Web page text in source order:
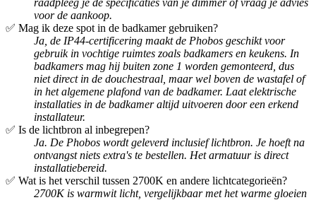
raadpleeg je de specificaties van je dimmer of vraag je advies
voor de aankoop.
✅ Mag ik deze spot in de badkamer gebruiken?
Ja, de IP44-certificering maakt de Phobos geschikt voor
gebruik in vochtige ruimtes zoals badkamers en keukens. In
badkamers mag hij buiten zone 1 worden gemonteerd, dus
niet direct in de douchestraal, maar wel boven de wastafel of
in het algemene plafond van de badkamer. Laat elektrische
installaties in de badkamer altijd uitvoeren door een erkend
installateur.
✅ Is de lichtbron al inbegrepen?
Ja. De Phobos wordt geleverd inclusief lichtbron. Je hoeft na
ontvangst niets extra's te bestellen. Het armatuur is direct
installatiebereid.
✅ Wat is het verschil tussen 2700K en andere lichtcategorieën?
2700K is warmwit licht, vergelijkbaar met het warme gloeien